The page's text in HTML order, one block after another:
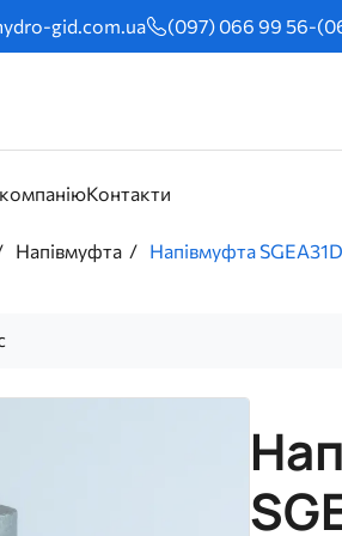
gid.com.ua (097) 066 99 56-
Контакти
Напівмуфта Напівмуфта